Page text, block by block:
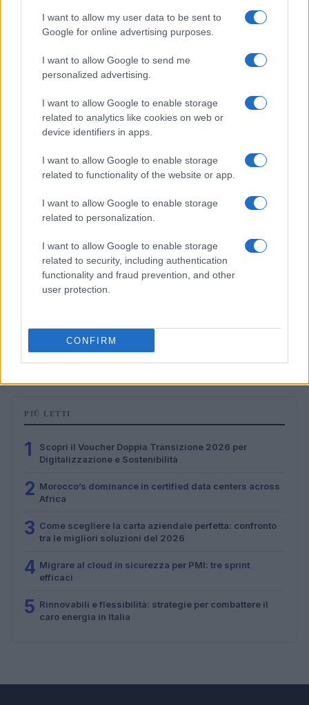
I want to allow my user data to be sent to
Google for online advertising purposes.
I want to allow Google to send me
personalized advertising.
I want to allow Google to enable storage
related to analytics like cookies on web or
device identifiers in apps.
I want to allow Google to enable storage
related to functionality of the website or app.
I want to allow Google to enable storage
related to personalization.
I want to allow Google to enable storage
related to security, including authentication
functionality and fraud prevention, and other
user protection.
CONFIRM
Morocco’s dominance in certified data centers
Andrea Innocenti · 6 Ago 2026
FOCUS PMI
Come scegliere la carta aziendale perfetta: confronto
tra le migliori soluzioni del 2026
PIÙ LETTI
1
Scopri il Voucher Doppia Transizione 2026 per
Digitalizzazione e Sostenibilità
2 Morocco’s dominance in certified data centers across
Africa
3 Come scegliere la carta aziendale perfetta: confronto
tra le migliori soluzioni del 2026
4 Migrare al cloud in sicurezza per PMI: tre sprint
efficaci
5 Rinnovabili e flessibilità: strategie per combattere il
caro energia in Italia